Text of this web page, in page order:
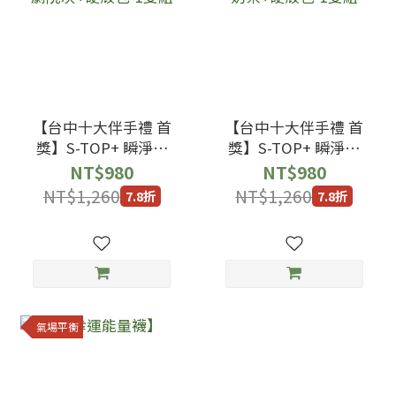
【台中十大伴手禮 首
獎】S-TOP+ 瞬淨短
襪歌劇院灰+硬殼包-1
雙組
NT$980
NT$1,260 7.8折
【台中十大伴手禮 首
獎】S-TOP+ 瞬淨短
襪淺奶茶+硬殼包-1雙
組
NT$980
NT$1,260 7.8折
氣場平衡